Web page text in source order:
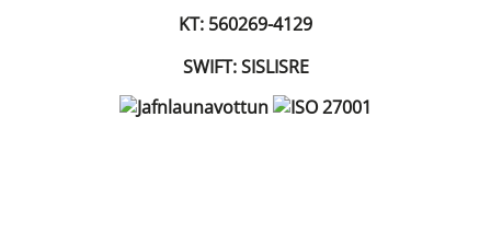
KT: 560269-4129
SWIFT: SISLISRE